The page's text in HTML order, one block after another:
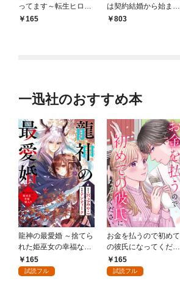
ってます～転生ヒロイ
ン、乙女ゲーム奮闘記
165
は契約結婚から始まる
～焦がれ続けた高嶺の
803
一迅社のおすすめ本
龍神の最愛婚 ～捨てら
れた姫巫女の幸福な嫁
入り～: 1
165
試読フル
お金を払うので初めて
の彼氏になってくださ
い: 1
165
試読フル